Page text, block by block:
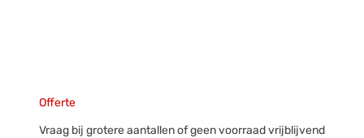
Offerte
Vraag bij grotere aantallen of geen voorraad vrijblijvend